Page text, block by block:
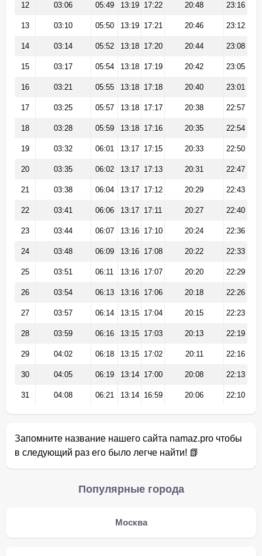
12 03:06 05:49 13:19 17:22 20:48 23:16
13 03:10 05:50 13:19 17:21 20:46 23:12
14 03:14 05:52 13:18 17:20 20:44 23:08
15 03:17 05:54 13:18 17:19 20:42 23:05
16 03:21 05:55 13:18 17:18 20:40 23:01
17 03:25 05:57 13:18 17:17 20:38 22:57
18 03:28 05:59 13:18 17:16 20:35 22:54
19 03:32 06:01 13:17 17:15 20:33 22:50
20 03:35 06:02 13:17 17:13 20:31 22:47
21 03:38 06:04 13:17 17:12 20:29 22:43
22 03:41 06:06 13:17 17:11 20:27 22:40
23 03:44 06:07 13:16 17:10 20:24 22:36
24 03:48 06:09 13:16 17:08 20:22 22:33
25 03:51 06:11 13:16 17:07 20:20 22:29
26 03:54 06:13 13:16 17:06 20:18 22:26
27 03:57 06:14 13:15 17:04 20:15 22:23
28 03:59 06:16 13:15 17:03 20:13 22:19
29 04:02 06:18 13:15 17:02 20:11 22:16
30 04:05 06:19 13:14 17:00 20:08 22:13
31 04:08 06:21 13:14 16:59 20:06 22:10
Запомните название нашего сайта namaz.pro чтобы
в следующий раз его было легче найти! 📗
Популярные города
Москва